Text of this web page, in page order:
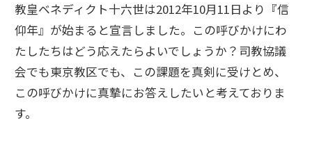
教皇ベネディクト十六世は2012年10月11日より『信
仰年』が始まると宣言しました。この呼びかけにわ
たしたちはどう応えたらよいでしょうか？司教協議
会でも東京教区でも、この課題を真剣に受けとめ、
この呼びかけに真摯にお答えしたいと考えておりま
す。